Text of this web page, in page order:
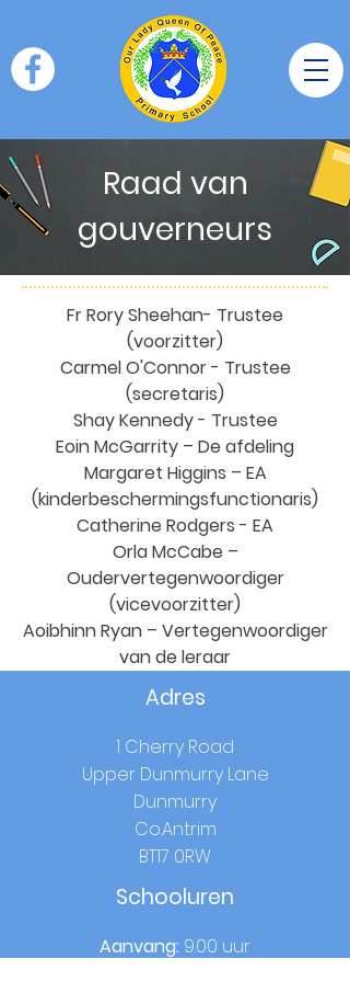
Raad van
gouverneurs
Fr Rory Sheehan- Trustee
(voorzitter)
Carmel O'Connor - Trustee
(secretaris)
Shay Kennedy - Trustee
Eoin McGarrity – De afdeling
Margaret Higgins – EA
(kinderbeschermingsfunctionaris)
Catherine Rodgers - EA
Orla McCabe –
Oudervertegenwoordiger
(vicevoorzitter)
Aoibhinn Ryan – Vertegenwoordiger
van de leraar
Adres
1 Cherry Road
Upper Dunmurry Lane
Dunmurry
Co.Antrim
BT17 0RW
Schooluren
Aanvang: 9.00 uur